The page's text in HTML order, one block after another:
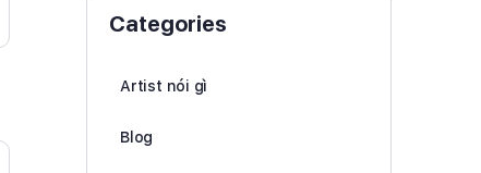
Categories
Artist nói gì
Blog